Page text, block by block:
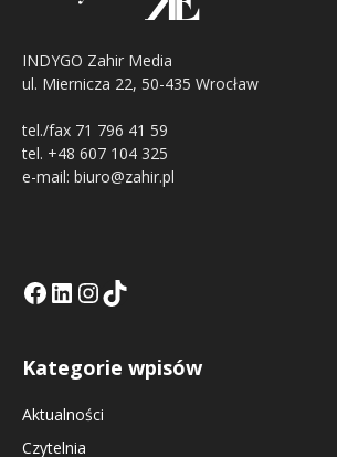
INDYGO Zahir Media
ul. Miernicza 22, 50-435 Wrocław
tel./fax 71 796 41 59
tel. +48 607 104 325
e-mail: biuro@zahir.pl
Facebook
LinkedIn
Tik Tok KEInstagramm KE
Kategorie wpisów
Aktualności
Czytelnia